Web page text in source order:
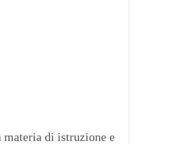
di istruzione e